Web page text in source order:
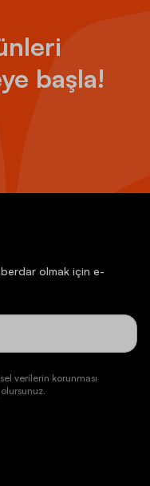
başla!
olmak için e-
verilerin korunması